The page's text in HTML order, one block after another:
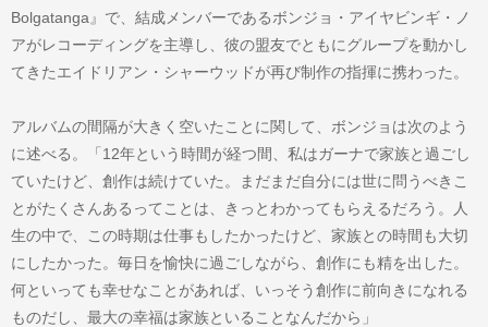
Bolgatanga』で、結成メンバーであるボンジョ・アイヤビンギ・ノ
アがレコーディングを主導し、彼の盟友でともにグループを動かし
てきたエイドリアン・シャーウッドが再び制作の指揮に携わった。
アルバムの間隔が大きく空いたことに関して、ボンジョは次のよう
に述べる。「12年という時間が経つ間、私はガーナで家族と過ごし
ていたけど、創作は続けていた。まだまだ自分には世に問うべきこ
とがたくさんあるってことは、きっとわかってもらえるだろう。人
生の中で、この時期は仕事もしたかったけど、家族との時間も大切
にしたかった。毎日を愉快に過ごしながら、創作にも精を出した。
何といっても幸せなことがあれば、いっそう創作に前向きになれる
ものだし、最大の幸福は家族といることなんだから」